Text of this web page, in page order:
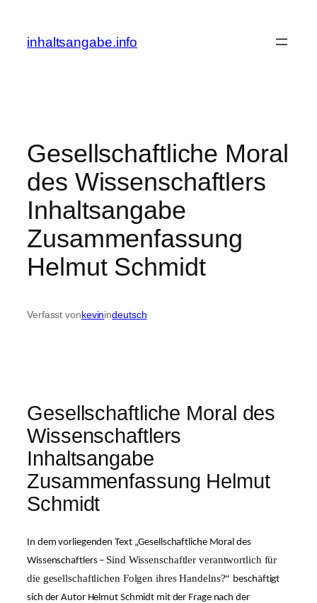
springen
inhaltsangabe.info
Gesellschaftliche Moral
des Wissenschaftlers
Inhaltsangabe
Zusammenfassung
Helmut Schmidt
Verfasst vonkevinindeutsch
Gesellschaftliche Moral des
Wissenschaftlers
Inhaltsangabe
Zusammenfassung Helmut
Schmidt
In dem vorliegenden Text „Gesellschaftliche Moral des
Wissenschaftlers – Sind Wissenschaftler verantwortlich für
die gesellschaftlichen Folgen ihres Handelns?“ beschäftigt
sich der Autor Helmut Schmidt mit der Frage nach der